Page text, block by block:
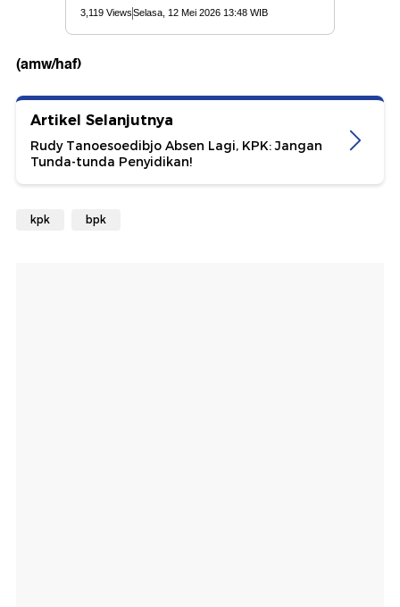
(amw/haf)
Artikel Selanjutnya
Rudy Tanoesoedibjo Absen Lagi, KPK: Jangan
Tunda-tunda Penyidikan!
kpk bpk